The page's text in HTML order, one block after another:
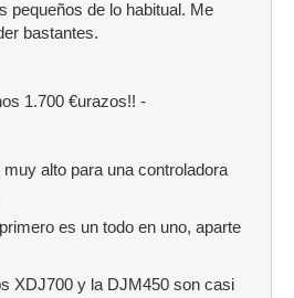
pequeños de lo habitual. Me
bastantes.
1.700 €urazos!! -
alto para una controladora
es un todo en uno, aparte
XDJ700 y la DJM450 son casi